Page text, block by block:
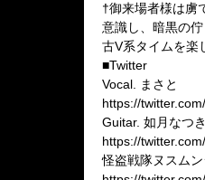
†御来場者様は虜
意識し、暗黒の
古V系タイムを楽
■Twitter
Vocal. まさと
https://
Guitar. 如月なつき
https://
怪盗戦隊ヌスム